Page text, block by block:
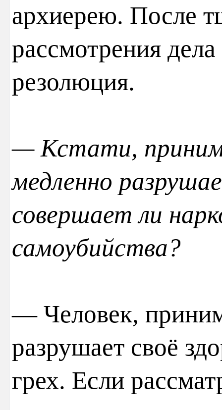
архиерею. После
рассмотрения
резолюция.
— Кстати,
медленно
совершает ли
самоубийства?
— Человек,
разрушает своё
грех. Если